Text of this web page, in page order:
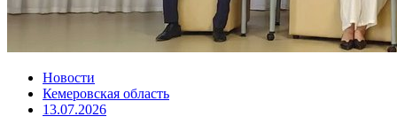
Новости
Кемеровская область
13.07.2026